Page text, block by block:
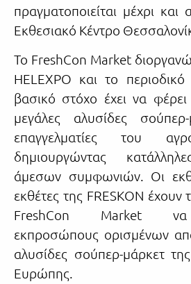
πραγματοποιείται μέχρι και
Εκθεσιακό Κέντρο
Το FreshCon Market
HELEXPO και το
βασικό στόχο έχει να
μεγάλες αλυσίδες
επαγγελματίες του
δημιουργώντας
άμεσων συμφωνιών. Οι
εκθέτες της FRESKON έχουν
FreshCon Market να
εκπροσώπους ορισμένων
αλυσίδες σούπερ-μάρκετ
Ευρώπης.